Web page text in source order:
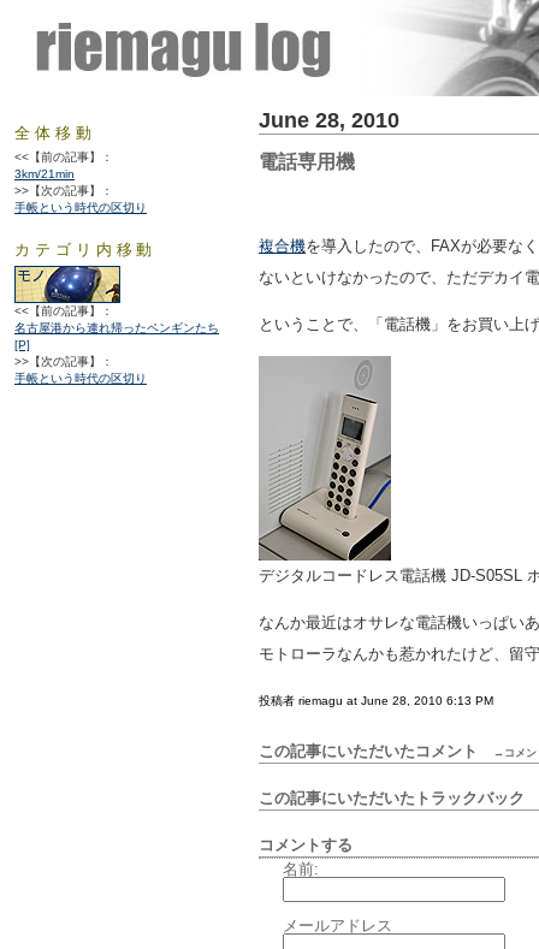
June 28, 2010
電話専用機
複合機を導入したので、FAXが必要な
ないといけなかったので、ただデカイ
ということで、「電話機」をお買い上
デジタルコードレス電話機 JD-S05SL
なんか最近はオサレな電話機いっぱい
モトローラなんかも惹かれたけど、留
投稿者 riemagu at June 28, 2010 6:13 PM
この記事にいただいたコメント →コメン
この記事にいただいたトラックバック
コメントする
名前:
メールアドレス
全体移動
<<【前の記事】：
3km/21min
>>【次の記事】：
手帳という時代の区切り
カテゴリ内移動
<<【前の記事】：
名古屋港から連れ帰ったペンギンたち
[P]
>>【次の記事】：
手帳という時代の区切り